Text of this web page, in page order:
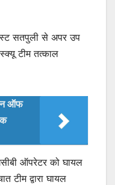
सतपुली से अपर उप
टीम तत्काल
ऑफ
ऑपरेटर को घायल
टीम द्वारा घायल